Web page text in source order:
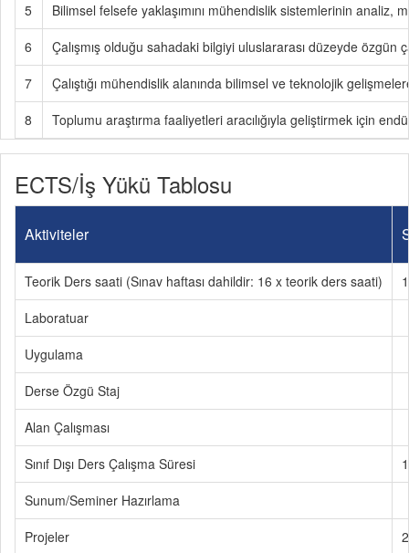
5
Bilimsel felsefe yaklaşımını mühendislik sistemlerinin analiz,
6
Çalışmış olduğu sahadaki bilgiyi uluslararası düzeyde
7
Çalıştığı mühendislik alanında bilimsel ve teknolojik
8
Toplumu araştırma faaliyetleri aracılığıyla geliştirmek için
ECTS/İş Yükü Tablosu
Aktiviteler
Teorik Ders saati (Sınav haftası dahildir: 16 x teorik ders saati)
Laboratuar
Uygulama
Derse Özgü Staj
Alan Çalışması
Sınıf Dışı Ders Çalışma Süresi
Sunum/Seminer Hazırlama
Projeler
2